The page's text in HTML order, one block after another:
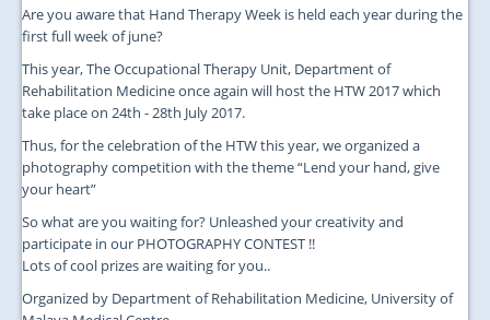
Are you aware that Hand Therapy Week is held each year during the
first full week of june?
This year, The Occupational Therapy Unit, Department of
Rehabilitation Medicine once again will host the HTW 2017 which
take place on 24th - 28th July 2017.
Thus, for the celebration of the HTW this year, we organized a
photography competition with the theme “Lend your hand, give
your heart”
So what are you waiting for? Unleashed your creativity and
participate in our PHOTOGRAPHY CONTEST !!
Lots of cool prizes are waiting for you..
Organized by Department of Rehabilitation Medicine, University of